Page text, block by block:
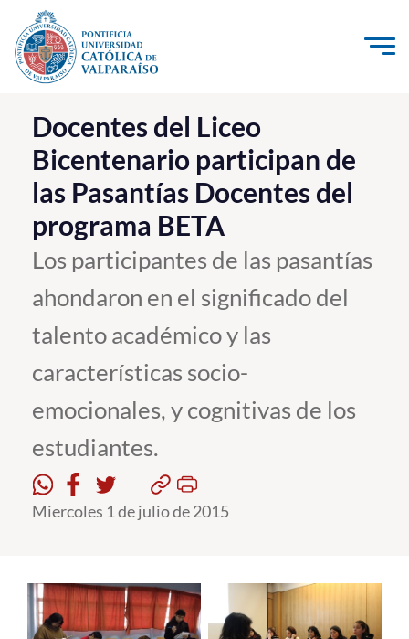
Click acá para ir directamente al contenido
La Universidad
Investigación, Creación e Innovación
PUCV Internacional
Vinculación con el Medio
Admisión
Pregrado
Formación Continua
Estudiantes
Académicos
Docentes del Liceo
Bicentenario participan de
las Pasantías Docentes del
programa BETA
Los participantes de las pasantías
ahondaron en el significado del
talento académico y las
características socio-
emocionales, y cognitivas de los
estudiantes.
Miercoles 1 de julio de 2015